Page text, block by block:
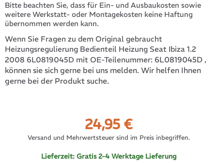
Bitte beachten Sie, dass für Ein- und Ausbaukosten sowie
weitere Werkstatt- oder Montagekosten keine Haftung
übernommen werden kann.
Wenn Sie Fragen zu dem Original gebraucht
Heizungsregulierung Bedienteil Heizung Seat Ibiza 1.2
2008 6L0819045D mit OE-Teilenummer: 6L0819045D ,
können sie sich gerne bei uns melden. Wir helfen Ihnen
gerne bei der Produkt suche.
24,95 €
Versand und Mehrwertsteuer sind im Preis inbegriffen.
Lieferzeit: Gratis 2-4 Werktage Lieferung